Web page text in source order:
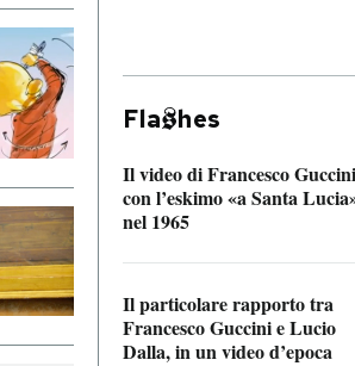
Fla hes
Il video di Francesco Guccini
con l’eskimo «a Santa
nel 1965
Il particolare rapporto tra
Francesco Guccini e Lucio
Dalla, in un video d’epoca